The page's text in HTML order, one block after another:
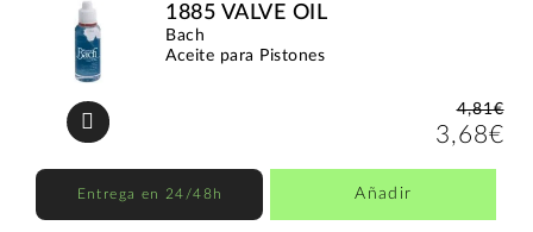
1885 VALVE OIL
Bach
Aceite para Pistones
4,81€
3,68€
Entrega en 24/48h Añadir